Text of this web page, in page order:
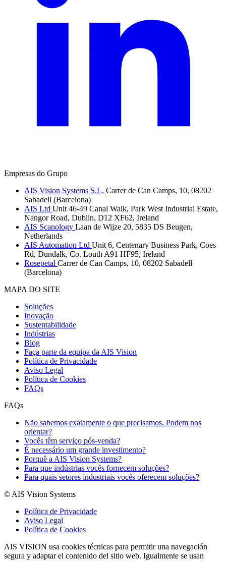
Empresas do Grupo
AIS Vision Systems S.L. Carrer de Can Camps, 10, 08202
Sabadell (Barcelona)
AIS Ltd Unit 46-49 Canal Walk, Park West Industrial Estate,
Nangor Road, Dublin, D12 XF62, Ireland
AIS Scanology Laan de Wijze 20, 5835 DS Beugen,
Netherlands
AIS Automation Ltd Unit 6, Centenary Business Park, Coes
Rd, Dundalk, Co. Louth A91 HF95, Ireland
Rosepetal Carrer de Can Camps, 10, 08202 Sabadell
(Barcelona)
MAPA DO SITE
Soluções
Inovação
Sustentabilidade
Indústrias
Blog
Faça parte da equipa da AIS Vision
Política de Privacidade
Aviso Legal
Política de Cookies
FAQs
FAQs
Não sabemos exatamente o que precisamos. Podem nos
orientar?
Vocês têm serviço pós-venda?
É necessário um grande investimento?
Porquê a AIS Vision Systems?
Para que indústrias vocês fornecem soluções?
Para quais setores industriais vocês oferecem soluções?
© AIS Vision Systems
Política de Privacidade
Aviso Legal
Política de Cookies
AIS VISION usa cookies técnicas para permitir una navegación
segura y adaptar el contenido del sitio web. Igualmente se usan